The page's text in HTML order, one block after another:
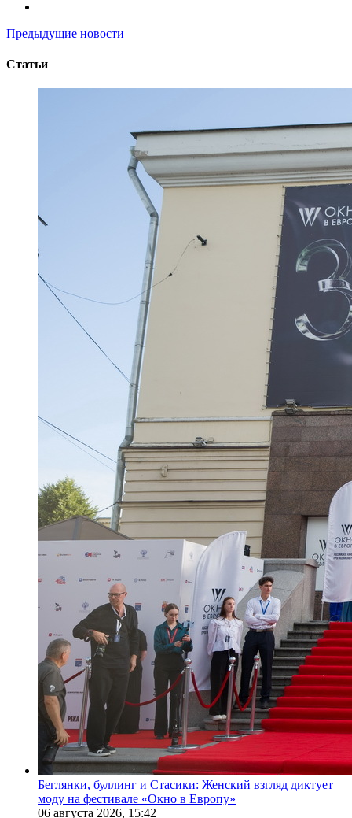
Предыдущие новости
Статьи
Беглянки, буллинг и Стасики: Женский взгляд диктует
моду на фестивале «Окно в Европу»
06 августа 2026, 15:42